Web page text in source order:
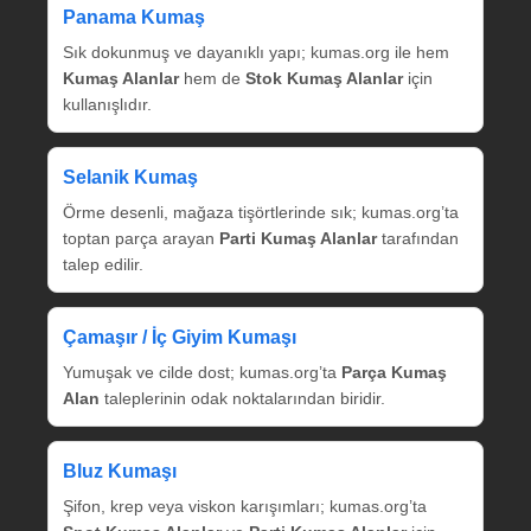
Panama Kumaş
Sık dokunmuş ve dayanıklı yapı; kumas.org ile hem
Kumaş Alanlarhem de Stok Kumaş Alanlariçin
kullanışlıdır.
Selanik Kumaş
Örme desenli, mağaza tişörtlerinde sık; kumas.org’ta
toptan parça arayan Parti Kumaş Alanlartarafından
talep edilir.
Çamaşır / İç Giyim Kumaşı
Yumuşak ve cilde dost; kumas.org’ta Parça Kumaş
Alan taleplerinin odak noktalarından biridir.
Bluz Kumaşı
Şifon, krep veya viskon karışımları; kumas.org’ta